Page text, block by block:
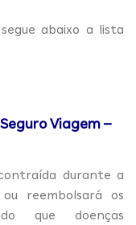
abaixo a lista
Viagem –
durante a
reembolsará os
que doenças